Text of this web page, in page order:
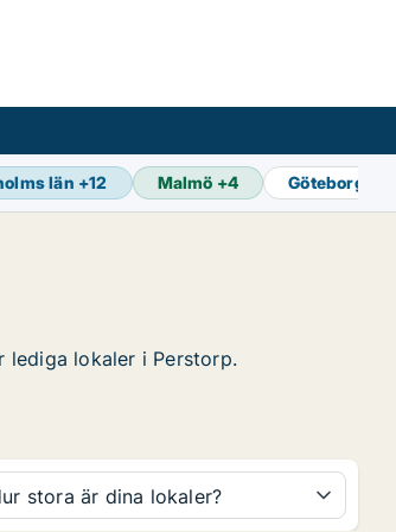
län +12 Malmö +4 Göteborg
lediga lokaler i Perstorp.
stora är dina lokaler?